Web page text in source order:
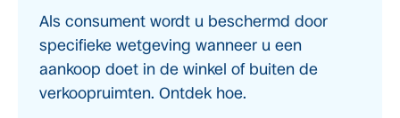
Als consument wordt u beschermd door
specifieke wetgeving wanneer u een
aankoop doet in de winkel of buiten de
verkoopruimten. Ontdek hoe.